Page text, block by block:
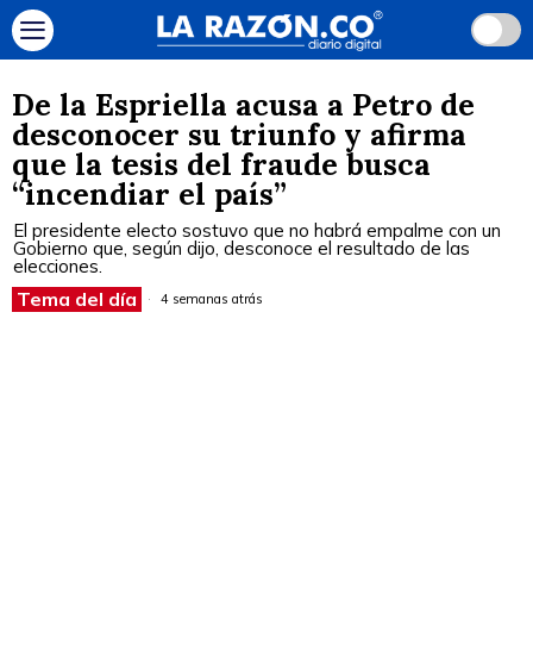
De la Espriella acusa a Petro de
desconocer su triunfo y afirma
que la tesis del fraude busca
“incendiar el país”
El presidente electo sostuvo que no habrá empalme con un
Gobierno que, según dijo, desconoce el resultado de las
elecciones.
Tema del día 4 semanas atrás